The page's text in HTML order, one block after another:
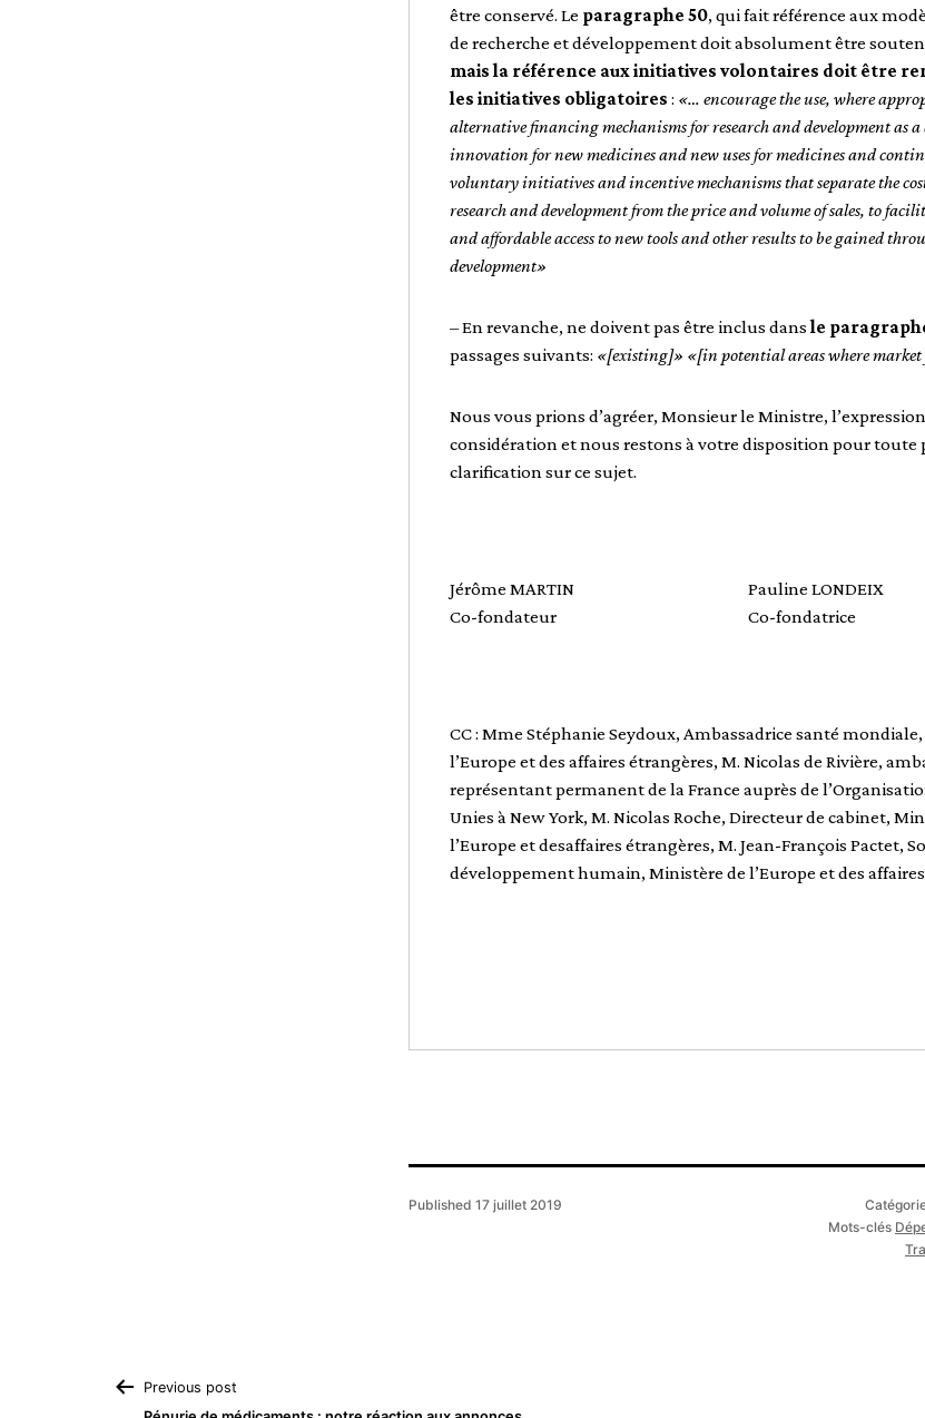
être conservé. Le paragraphe 50, qui fait référence aux
de recherche et développement doit absolument être
mais la référence aux initiatives volontaires doit être
les initiatives obligatoires : «… encouragethe use, where
alternative financing mechanisms for research and development as
innovation for new medicines and new uses for medicines and
voluntary initiatives and incentive mechanisms that separate the
research and development from the price and volume of sales, to
and affordable access to new tools and other results to be gained
development»
– En revanche, ne doivent pas être inclus dansle
passages suivants: «[existing]» «[in potential areas where
Nous vous prions d’agréer, Monsieur le Ministre,
considération et nous restons à votre disposition pour toute
clarification sur ce sujet.
Jérôme MARTIN
Co-fondateur
Pauline LONDEIX
Co-fondatrice
CC : Mme Stéphanie Seydoux, Ambassadrice santé
l’Europe et des affaires étrangères, M. Nicolas de Rivière,
représentant permanent de la France auprès de
Unies à New York, M. Nicolas Roche, Directeur de cabinet,
l’Europe et desaffaires étrangères, M. Jean-François Pactet,
développement humain, Ministère de l’Europe et des
Published 17 juillet 2019
Mots-clés
Previous post